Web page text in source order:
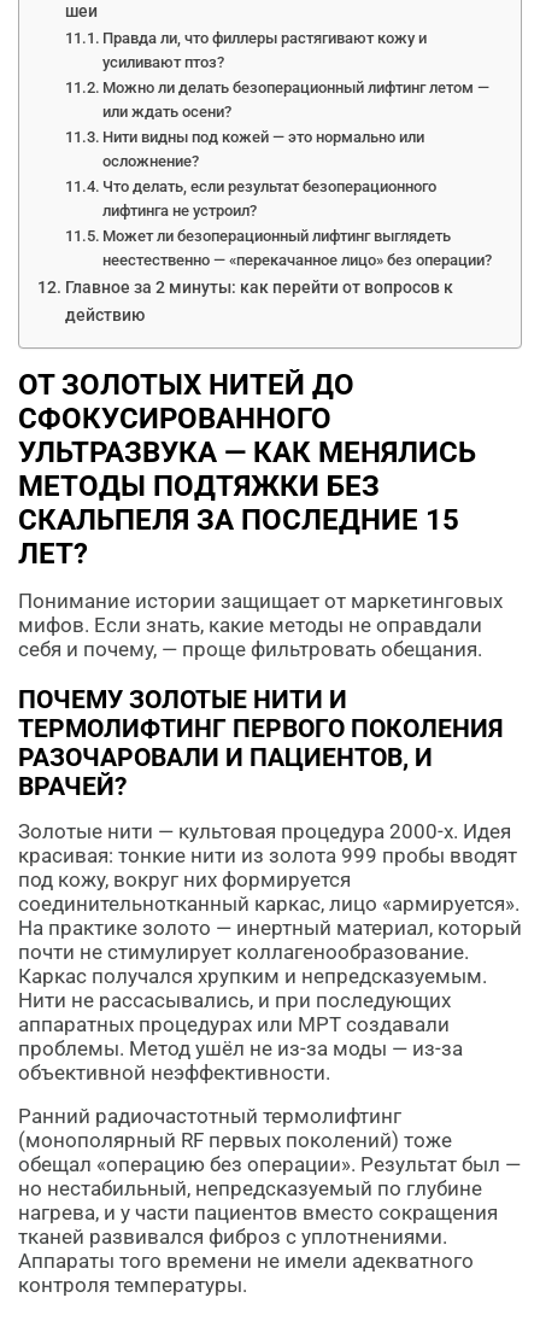
шеи
Правда ли, что филлеры растягивают кожу и
усиливают птоз?
Можно ли делать безоперационный лифтинг летом —
или ждать осени?
Нити видны под кожей — это нормально или
осложнение?
Что делать, если результат безоперационного
лифтинга не устроил?
Может ли безоперационный лифтинг выглядеть
неестественно — «перекачанное лицо» без операции?
Главное за 2 минуты: как перейти от вопросов к
действию
ОТ ЗОЛОТЫХ НИТЕЙ ДО
СФОКУСИРОВАННОГО
УЛЬТРАЗВУКА — КАК МЕНЯЛИСЬ
МЕТОДЫ ПОДТЯЖКИ БЕЗ
СКАЛЬПЕЛЯ ЗА ПОСЛЕДНИЕ 15
ЛЕТ?
Понимание истории защищает от маркетинговых
мифов. Если знать, какие методы не оправдали
себя и почему, — проще фильтровать обещания.
ПОЧЕМУ ЗОЛОТЫЕ НИТИ И
ТЕРМОЛИФТИНГ ПЕРВОГО ПОКОЛЕНИЯ
РАЗОЧАРОВАЛИ И ПАЦИЕНТОВ, И
ВРАЧЕЙ?
Золотые нити — культовая процедура 2000-х. Идея
красивая: тонкие нити из золота 999 пробы вводят
под кожу, вокруг них формируется
соединительнотканный каркас, лицо «армируется».
На практике золото — инертный материал, который
почти не стимулирует коллагенообразование.
Каркас получался хрупким и непредсказуемым.
Нити не рассасывались, и при последующих
аппаратных процедурах или МРТ создавали
проблемы. Метод ушёл не из-за моды — из-за
объективной неэффективности.
Ранний радиочастотный термолифтинг
(монополярный RF первых поколений) тоже
обещал «операцию без операции». Результат был —
но нестабильный, непредсказуемый по глубине
нагрева, и у части пациентов вместо сокращения
тканей развивался фиброз с уплотнениями.
Аппараты того времени не имели адекватного
контроля температуры.